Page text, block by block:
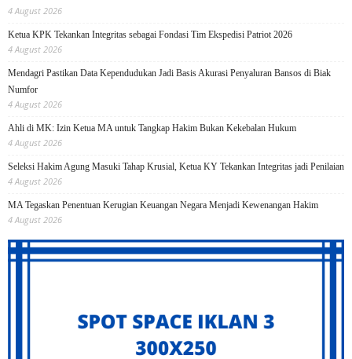
4 August 2026
Ketua KPK Tekankan Integritas sebagai Fondasi Tim Ekspedisi Patriot 2026
4 August 2026
Mendagri Pastikan Data Kependudukan Jadi Basis Akurasi Penyaluran Bansos di Biak
Numfor
4 August 2026
Ahli di MK: Izin Ketua MA untuk Tangkap Hakim Bukan Kekebalan Hukum
4 August 2026
Seleksi Hakim Agung Masuki Tahap Krusial, Ketua KY Tekankan Integritas jadi Penilaian
4 August 2026
MA Tegaskan Penentuan Kerugian Keuangan Negara Menjadi Kewenangan Hakim
4 August 2026